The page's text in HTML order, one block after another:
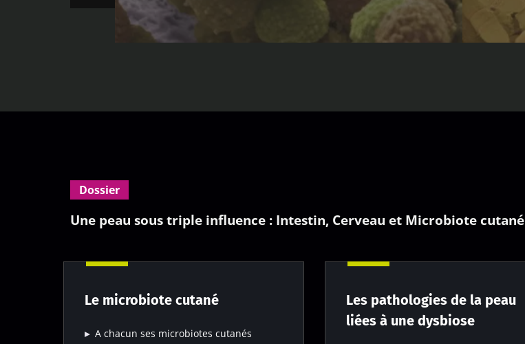
Dossier
Une peau sous triple influence : Intestin, Cerveau et Microbiote cutané
Le microbiote cutané
A chacun ses microbiotes cutanés
Les pathologies de la peau
liées à une dysbiose